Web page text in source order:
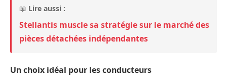
📖 Lire aussi :
Stellantis muscle sa stratégie sur le marché des
pièces détachées indépendantes
Un choix idéal pour les conducteurs